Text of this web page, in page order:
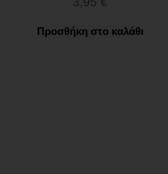
Προσθήκη στο καλάθι